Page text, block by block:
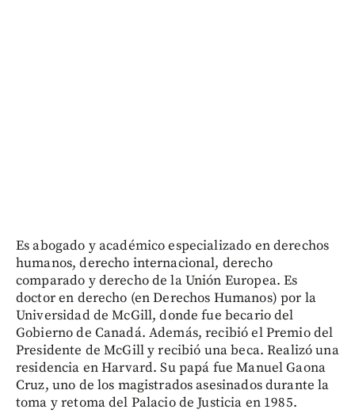
Es abogado y académico especializado en derechos
humanos, derecho internacional, derecho
comparado y derecho de la Unión Europea. Es
doctor en derecho (en Derechos Humanos) por la
Universidad de McGill, donde fue becario del
Gobierno de Canadá. Además, recibió el Premio del
Presidente de McGill y recibió una beca. Realizó una
residencia en Harvard. Su papá fue Manuel Gaona
Cruz, uno de los magistrados asesinados durante la
toma y retoma del Palacio de Justicia en 1985.